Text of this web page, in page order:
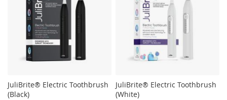
JuliBrite® Electric Toothbrush
(Black)
JuliBrite® Electric Toothbrush
(White)